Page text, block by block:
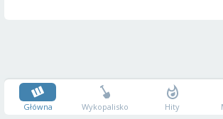
Główna Wykopalisko Hity